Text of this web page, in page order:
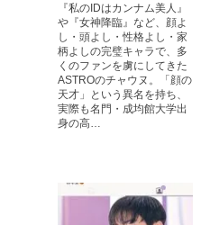
『私のIDはカンナム美人』
や『女神降臨』など、顔よ
し・頭よし・性格よし・家
柄よしの完璧キャラで、多
くのファンを虜にしてきた
ASTROのチャウヌ。「顔の
天才」という異名を持ち、
実際も名門・成均館大学出
身の高…